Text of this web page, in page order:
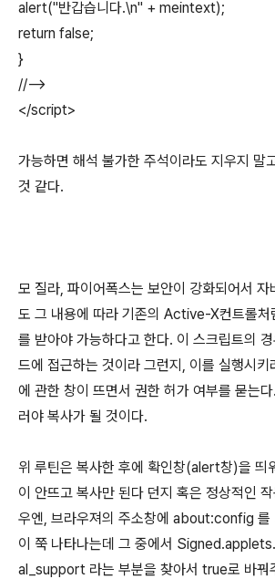
alert("반갑습니다.\n" + meintext);
return false;
}
//-->
</script>
가능하면 해석 불가한 주석이라도 지우지 말
것 같다.
모 질라, 파이어폭스는 보안이 강화되어서 자
도 그 내용에 따라 기존의 Active-X컨트롤처
를 받아야 가능하다고 한다. 이 스크립트의
드에 접근하는 것이라 그런지, 이를 실행시키
에 관한 창이 뜨면서 권한 허가 여부를 묻는
러야 복사가 될 것이다.
위 루틴은 복사한 후에 확인창(alert창)을 띄
이 안뜨고 복사만 된다 던지 혹은 정상적인
우엔, 브라우져의 주소창에 about:config 를
이 쭉 나타나는데 그 중에서
al_support 라는 부분을 찾아서 true로 바꿔